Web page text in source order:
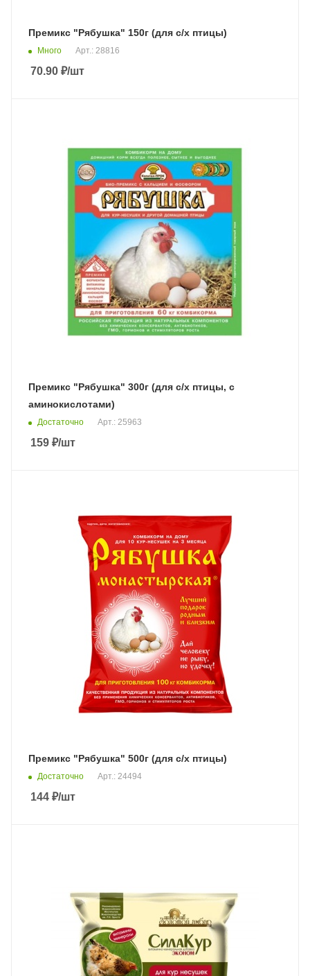
Премикс "Рябушка" 150г (для с/х птицы)
Много Арт.: 28816
70.90 ₽/шт
Премикс "Рябушка" 300г (для с/х птицы, с
аминокислотами)
Достаточно Арт.: 25963
159 ₽/шт
Премикс "Рябушка" 500г (для с/х птицы)
Достаточно Арт.: 24494
144 ₽/шт